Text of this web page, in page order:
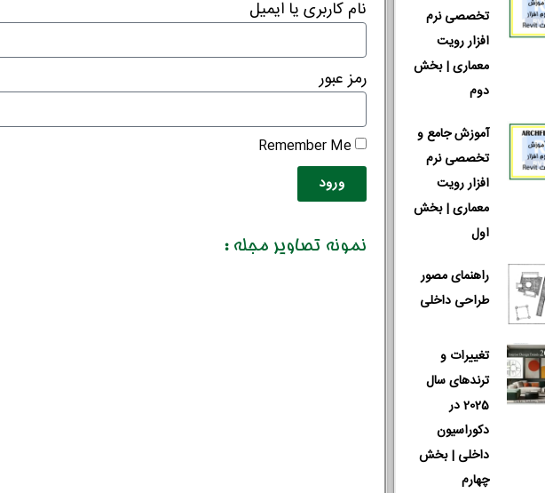
تخصصی نرم
افزار رویت
معماری | بخش
دوم
آموزش جامع و
تخصصی نرم
افزار رویت
معماری | بخش
اول
راهنمای مصور
طراحی داخلی
تغییرات و
ترندهای سال
2025 در
دکوراسیون
داخلی | بخش
چهارم
نام کاربری یا ایمیل
رمز عبور
ورود
نمونه تصاویر مجله :